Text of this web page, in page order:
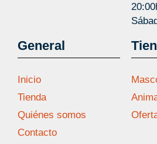
General
Inicio
Tienda
Quiénes somos
Contacto